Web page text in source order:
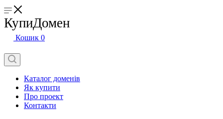
КупиДомен
Кошик 0
Каталог доменів
Як купити
Про проект
Контакти